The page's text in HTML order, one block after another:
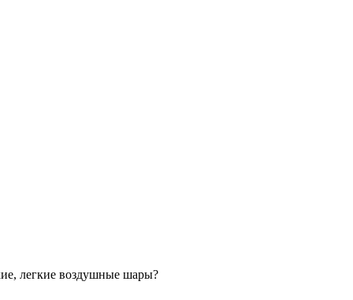
легкие воздушные шары?